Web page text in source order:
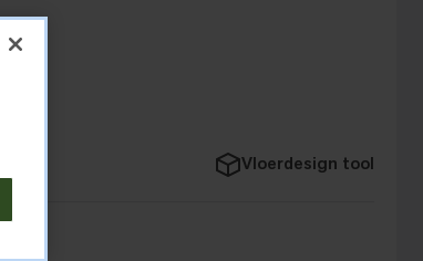
Vloerdesign tool